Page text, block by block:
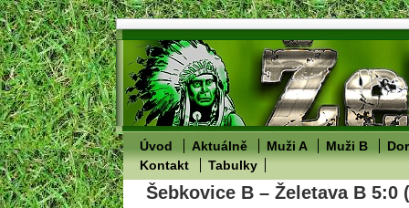
Úvod Aktuálně Muži A Muži B
Kontakt
Tabulky
Šebkovice B – Želetava B 5:0